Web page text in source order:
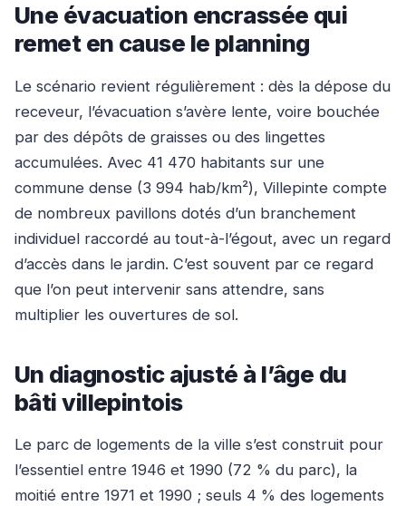
Une évacuation encrassée qui
remet en cause le planning
Le scénario revient régulièrement : dès la dépose du
receveur, l’évacuation s’avère lente, voire bouchée
par des dépôts de graisses ou des lingettes
accumulées. Avec 41 470 habitants sur une
commune dense (3 994 hab/km²), Villepinte compte
de nombreux pavillons dotés d’un branchement
individuel raccordé au tout-à-l’égout, avec un regard
d’accès dans le jardin. C’est souvent par ce regard
que l’on peut intervenir sans attendre, sans
multiplier les ouvertures de sol.
Un diagnostic ajusté à l’âge du
bâti villepintois
Le parc de logements de la ville s’est construit pour
l’essentiel entre 1946 et 1990 (72 % du parc), la
moitié entre 1971 et 1990 ; seuls 4 % des logements